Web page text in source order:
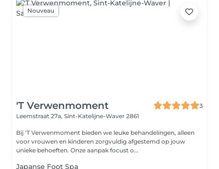
Nouveau
'T Verwenmoment
3
Leemstraat 27a, Sint-Katelijne-Waver 2861
Bij 'T Verwenmoment bieden we leuke behandelingen, alleen
voor vrouwen en kinderen zorgvuldig afgestemd op jouw
unieke behoeften. Onze aanpak focust o...
Japanse Foot Spa